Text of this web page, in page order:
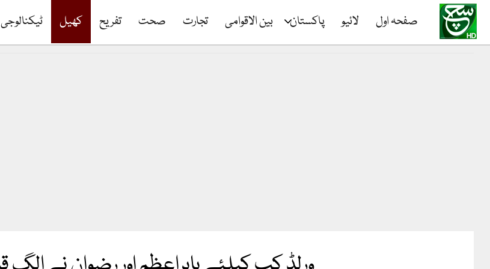
صفحہ اول لائیو پاکستان بین الاقوامی تجارت صحت تفریح کھیل ٹیکنالوجی